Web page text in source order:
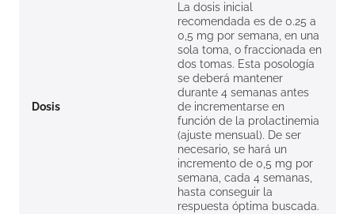
Dosis
La dosis inicial
recomendada es de 0.25 a
0,5 mg por semana, en una
sola toma, o fraccionada en
dos tomas. Esta posología
se deberá mantener
durante 4 semanas antes
de incrementarse en
función de la prolactinemia
(ajuste mensual). De ser
necesario, se hará un
incremento de 0,5 mg por
semana, cada 4 semanas,
hasta conseguir la
respuesta óptima buscada.